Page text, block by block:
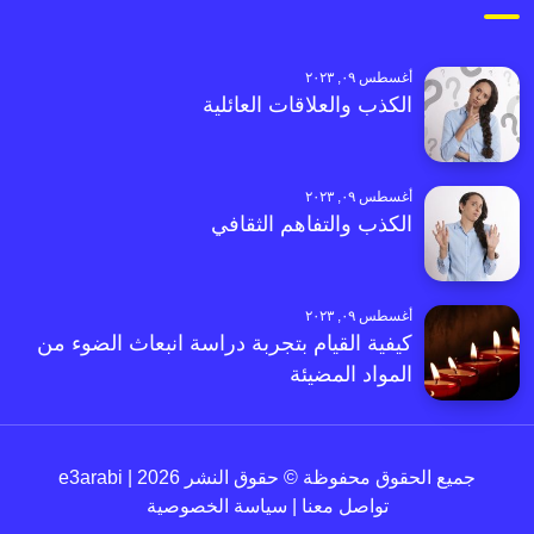
أغسطس ٠٩, ٢٠٢٣
الكذب والعلاقات العائلية
أغسطس ٠٩, ٢٠٢٣
الكذب والتفاهم الثقافي
أغسطس ٠٩, ٢٠٢٣
كيفية القيام بتجربة دراسة انبعاث الضوء من
المواد المضيئة
جميع الحقوق محفوظة © حقوق النشر 2026 | e3arabi
تواصل معنا
سياسة الخصوصية